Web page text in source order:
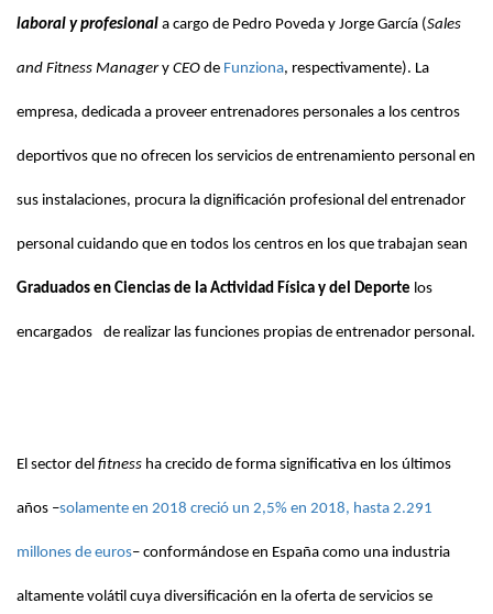
laboral y profesional a cargo de Pedro Poveda y Jorge García (Sales
and Fitness Managery CEO de Funziona, respectivamente). La
empresa, dedicada a proveer entrenadores personales a los centros
deportivos que no ofrecen los servicios de entrenamiento personal en
sus instalaciones, procura la dignificación profesional del entrenador
personal cuidando que en todos los centros en los que trabajan sean
Graduados en Ciencias de la Actividad Física y del Deporte los
encargados de realizar las funciones propias de entrenador personal.
El sector del fitness ha crecido de forma significativa en los últimos
años –solamente en 2018 creció un 2,5% en 2018, hasta 2.291
millones de euros– conformándose en España como una industria
altamente volátil cuya diversificación en la oferta de servicios se